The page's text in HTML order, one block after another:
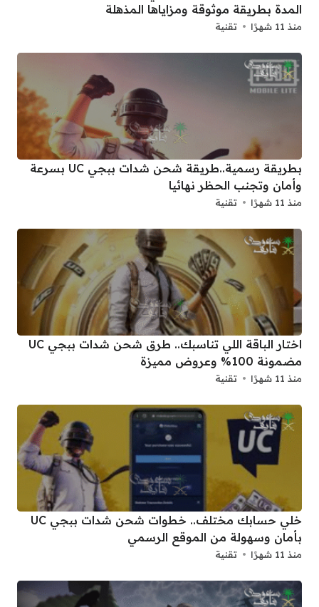
المدة بطريقة موثوقة ومزاياها المذهلة
منذ 11 شهرًا تقنية
بطريقة رسمية..طريقة شحن شدات ببجي UC بسرعة
وأمان وتجنب الحظر نهائيا
منذ 11 شهرًا تقنية
اختار الباقة اللي تناسبك.. طرق شحن شدات ببجي UC
مضمونة 100% وعروض مميزة
منذ 11 شهرًا تقنية
خلي حسابك مختلف.. خطوات شحن شدات ببجي UC
بأمان وسهولة من الموقع الرسمي
منذ 11 شهرًا تقنية